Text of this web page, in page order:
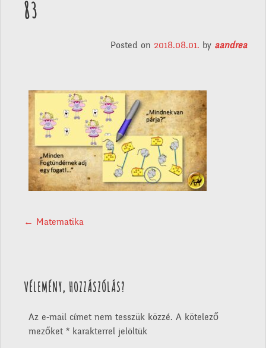
83
Posted on 2018.08.01. by aandrea
POST NAVIGATION
← Matematika
VÉLEMÉNY, HOZZÁSZÓLÁS?
Az e-mail címet nem tesszük közzé. A kötelező
mezőket * karakterrel jelöltük